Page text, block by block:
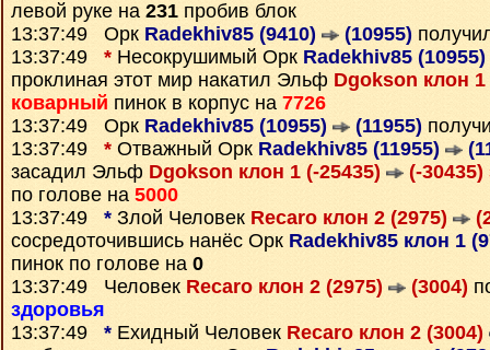
левой руке на 231 пробив блок
13:37:49 Орк Radekhiv85 (9410) (10955)
13:37:49 * Несокрушимый Орк Radekhiv85 (10955)
проклиная этот мир накатил Эльф Dgokson клон
коварный пинок в корпус на 7726
13:37:49 Орк Radekhiv85 (10955) (11955)
13:37:49 * Отважный Орк Radekhiv85 (11955)
засадил Эльф Dgokson клон 1 (-25435) (-30435)
по голове на 5000
13:37:49 * Злой Человек Recaro клон 2 (2975)
сосредоточившись нанёс Орк Radekhiv85 клон 1
пинок по голове на 0
13:37:49 Человек Recaro клон 2 (2975) (3004)
здоровья
13:37:49 * Ехидный Человек Recaro клон 2 (3004)